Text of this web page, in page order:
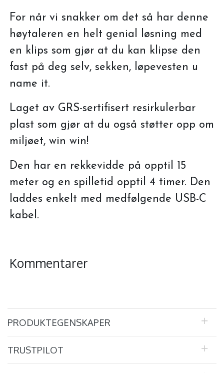
For når vi snakker om det så har denne
høytaleren en helt genial løsning med
en klips som gjør at du kan klipse den
fast på deg selv, sekken, løpevesten u
name it.
Laget av GRS-sertifisert resirkulerbar
plast som gjør at du også støtter opp om
miljøet, win win!
Den har en rekkevidde på opptil 15
meter og en spilletid opptil 4 timer. Den
laddes enkelt med medfølgende USB-C
kabel.
Kommentarer
PRODUKTEGENSKAPER
TRUSTPILOT